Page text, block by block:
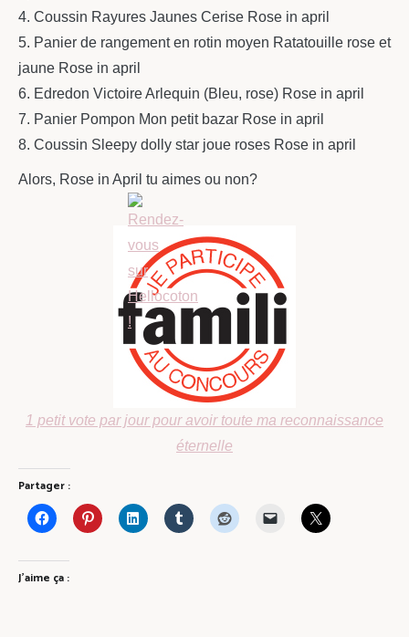
4. Coussin Rayures Jaunes Cerise Rose in april
5. Panier de rangement en rotin moyen Ratatouille rose et
jaune Rose in april
6. Edredon Victoire Arlequin (Bleu, rose) Rose in april
7. Panier Pompon Mon petit bazar Rose in april
8. Coussin Sleepy dolly star joue roses Rose in april
Alors, Rose in April tu aimes ou non?
1 petit vote par jour pour avoir toute ma reconnaissance
éternelle
Partager :
J’aime ça :